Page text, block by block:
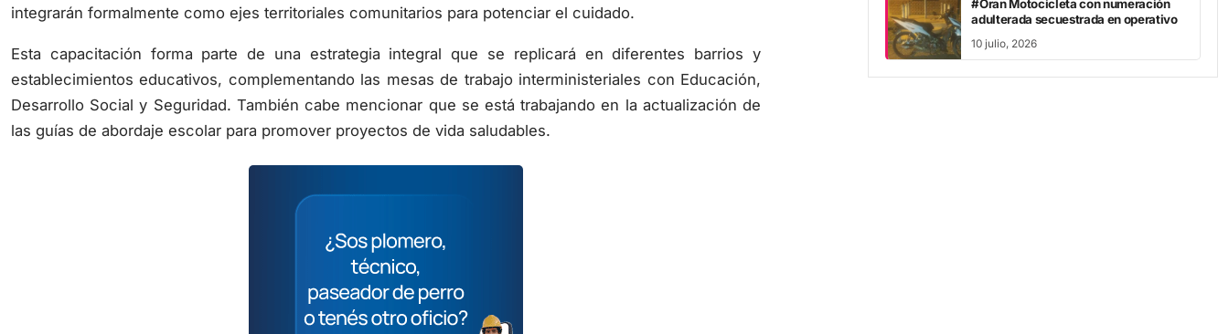
integrarán formalmente como ejes territoriales comunitarios para potenciar el cuidado.
Esta capacitación forma parte de una estrategia integral que se replicará en diferentes barrios y
establecimientos educativos, complementando las mesas de trabajo interministeriales con Educación,
Desarrollo Social y Seguridad. También cabe mencionar que se está trabajando en la actualización de
las guías de abordaje escolar para promover proyectos de vida saludables.
#Oran Motocicleta con numeración
adulterada secuestrada en operativo
10 julio, 2026